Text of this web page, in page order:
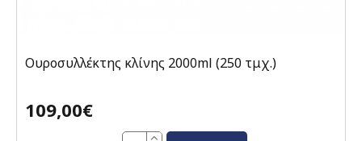
Ουροσυλλέκτης κλίνης 2000ml (250 τμχ.)
109,00€